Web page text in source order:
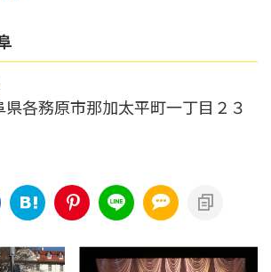
県各務原市那加太平町一丁目２３